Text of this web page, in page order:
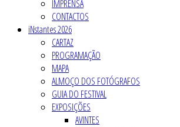
IMPRENSA
CONTACTOS
iNstantes 2026
CARTAZ
PROGRAMAÇÃO
MAPA
ALMOÇO DOS FOTÓGRAFOS
GUIA DO FESTIVAL
EXPOSIÇÕES
AVINTES